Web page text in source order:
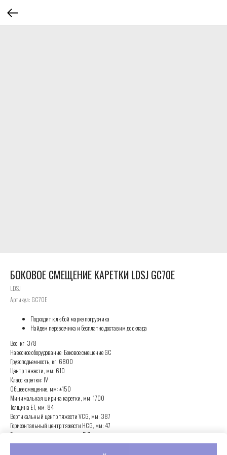
БОКОВОЕ СМЕЩЕНИЕ КАРЕТКИ LDSJ GC70E
LDSJ
Артикул: GC70E
Подходит к любой марке погрузчика
Найдем перевозчика и бесплатно доставим до склада
Вес, кг: 378
Навесное оборудование: Боковое смещение GC
Грузоподъемность, кг: 6800
Центр тяжести, мм: 610
Класс каретки: IV
Общее смещение, мм: ±150
Минимальная ширина каретки, мм: 1700
Толщина ET, мм: 84
Вертикальный центр тяжести VCG, мм: 387
Горизонтальный центр тяжести HCG, мм: 47
Грузоподъемность погрузчика, т: 5-7
Общая ширина A, мм: 2200